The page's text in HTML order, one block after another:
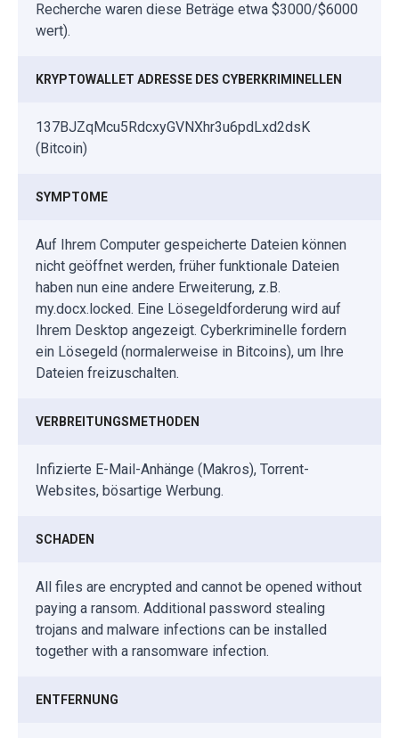
Recherche waren diese Beträge etwa $3000/$6000
wert).
KRYPTOWALLET ADRESSE DES CYBERKRIMINELLEN
137BJZqMcu5RdcxyGVNXhr3u6pdLxd2dsK
(Bitcoin)
SYMPTOME
Auf Ihrem Computer gespeicherte Dateien können
nicht geöffnet werden, früher funktionale Dateien
haben nun eine andere Erweiterung, z.B.
my.docx.locked. Eine Lösegeldforderung wird auf
Ihrem Desktop angezeigt. Cyberkriminelle fordern
ein Lösegeld (normalerweise in Bitcoins), um Ihre
Dateien freizuschalten.
VERBREITUNGSMETHODEN
Infizierte E-Mail-Anhänge (Makros), Torrent-
Websites, bösartige Werbung.
SCHADEN
All files are encrypted and cannot be opened without
paying a ransom. Additional password stealing
trojans and malware infections can be installed
together with a ransomware infection.
ENTFERNUNG